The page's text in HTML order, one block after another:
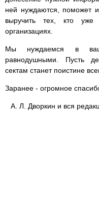
ней нуждаются, поможет
выручить тех, кто уже
организациях.
Мы нуждаемся в
равнодушными. Пусть
сектам станет поистине
Заранее - огромное
А. Л. Дворкин и вся